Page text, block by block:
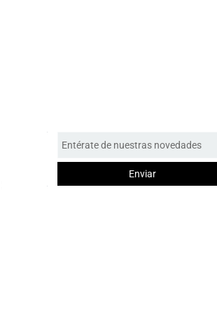
Entérate de
Enviar